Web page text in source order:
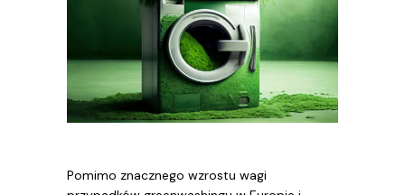
Pomimo znacznego wzrostu wagi